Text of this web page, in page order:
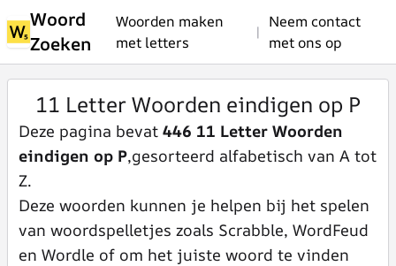
Woord
Zoeken
Woorden maken
met letters
|
Neem contact
met ons op
11 Letter Woorden eindigen op P
Deze pagina bevat 446 11 Letter Woorden
eindigen op P,gesorteerd alfabetisch van A tot
Z.
Deze woorden kunnen je helpen bij het spelen
van woordspelletjes zoals Scrabble, WordFeud
en Wordle of om het juiste woord te vinden